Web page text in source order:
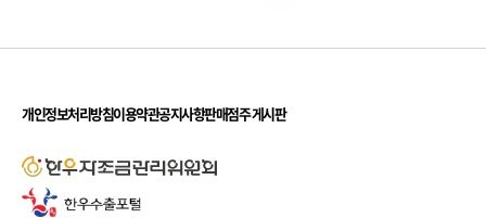
개인정보처리방침이용약관공지사항판매점주 게시판